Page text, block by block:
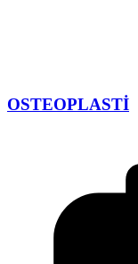
OSTEOPLASTİ